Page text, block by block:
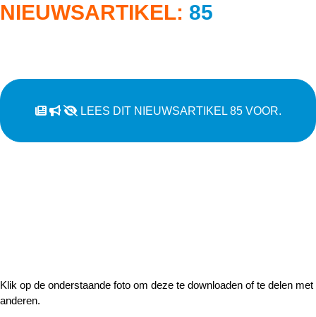
NIEUWSARTIKEL: 85
LEES DIT NIEUWSARTIKEL 85 VOOR.
Klik op de onderstaande foto om deze te downloaden of te delen met
anderen.